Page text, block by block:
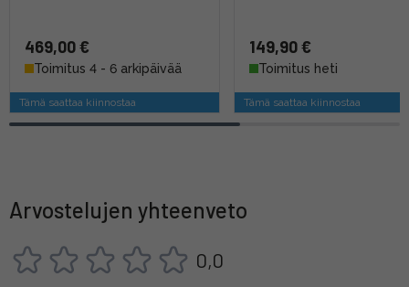
469,00 €
Toimitus 4 - 6 arkipäivää
Tämä saattaa kiinnostaa
149,90 €
Toimitus heti
Tämä saattaa kiinnostaa
Arvostelujen yhteenveto
0,0